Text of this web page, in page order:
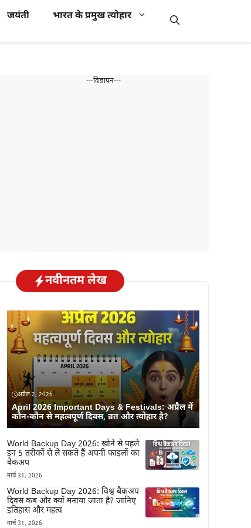
जयंती भारत के प्रमुख त्योहार
---विज्ञापन---
नवीनतम लेख
अप्रैल 2, 2026
April 2026 Important Days & Festivals: अप्रैल में
कौन-कौन से महत्वपूर्ण दिवस, व्रत और त्योहार है?
World Backup Day 2026: खोने से पहले
इन 5 तरीकों से ले सकते हैं अपनी फाइलों का
बैकअप
मार्च 31, 2026
World Backup Day 2026: विश्व बैकअप
दिवस कब और क्यों मनाया जाता है? जानिए
इतिहास और महत्व
मार्च 31, 2026